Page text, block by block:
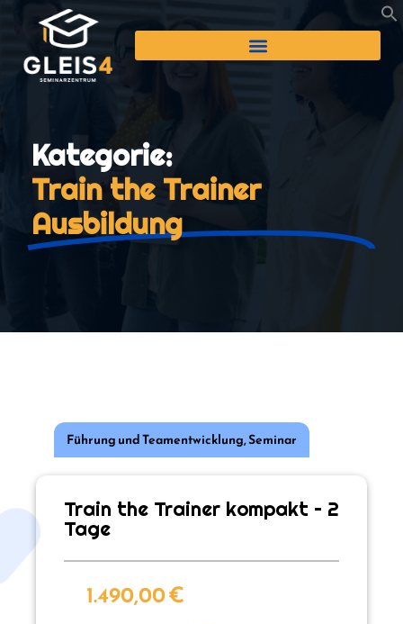
Kategorie:
Train the Trainer
Ausbildung
Führung und Teamentwicklung,Seminar
Train the Trainer kompakt – 2
Tage
1.490,00€